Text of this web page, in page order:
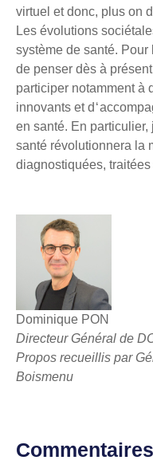
virtuel et donc, plus on
Les évolutions
système de santé.
de penser dès à
participer notamment à
innovants et d ‘
en santé. En particulier,
santé révolutionnera la
diagnostiquées,
Dominique PON
Directeur Général de
Propos recueillis par
Boismenu
Commentaires